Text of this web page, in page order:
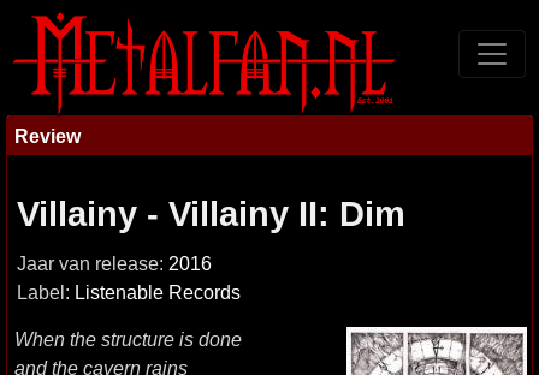
Review
Villainy - Villainy II: Dim
Jaar van release: 2016
Label: Listenable Records
When the structure is done
and the cavern rains